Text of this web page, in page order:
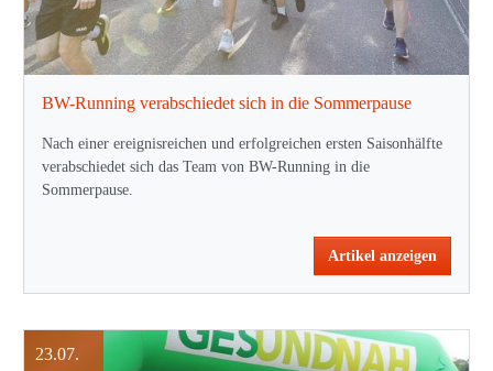
BW-Running verabschiedet sich in die Sommerpause
Nach einer ereignisreichen und erfolgreichen ersten Saisonhälfte
verabschiedet sich das Team von BW-Running in die
Sommerpause.
Artikel anzeigen
23.07.